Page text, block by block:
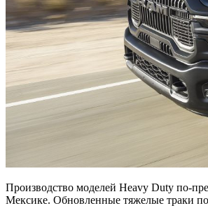
Производство моделей Heavy Duty по-
Мексике. Обновленные тяжелые траки